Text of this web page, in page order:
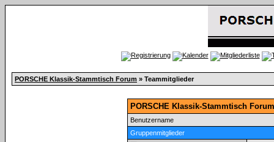
PORSCHE Klassik-Stammtisch Forum » Teammitglieder
PORSCHE Klassik-Stammtisch
Benutzername
Gruppenmitglieder